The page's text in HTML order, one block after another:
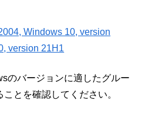
Windows 10, version
version 21H1
のバージョンに適したグルー
とを確認してください。